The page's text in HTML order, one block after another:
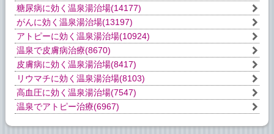
糖尿病に効く温泉湯治場(14177)
がんに効く温泉湯治場(13197)
アトピーに効く温泉湯治場(10924)
温泉で皮膚病治療(8670)
皮膚病に効く温泉湯治場(8417)
リウマチに効く温泉湯治場(8103)
高血圧に効く温泉湯治場(7547)
温泉でアトピー治療(6967)